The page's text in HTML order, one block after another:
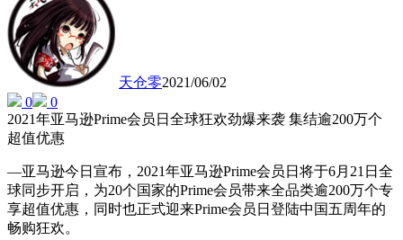
天仓零2021/06/02
0
0
2021年亚马逊Prime会员日全球狂欢劲爆来袭 集结逾200万个
超值优惠
—亚马逊今日宣布，2021年亚马逊Prime会员日将于6月21日全
球同步开启，为20个国家的Prime会员带来全品类逾200万个专
享超值优惠，同时也正式迎来Prime会员日登陆中国五周年的
畅购狂欢。